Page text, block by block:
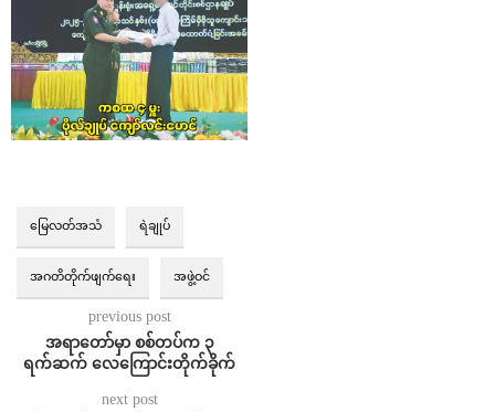
မြေလတ်အသံ ရဲချုပ်
အဂတိတိုက်ဖျက်ရေး အဖွဲ့ဝင်
previous post
အရာတော်မှာ စစ်တပ်က ၃
ရက်ဆက် လေကြောင်းတိုက်ခိုက်
next post